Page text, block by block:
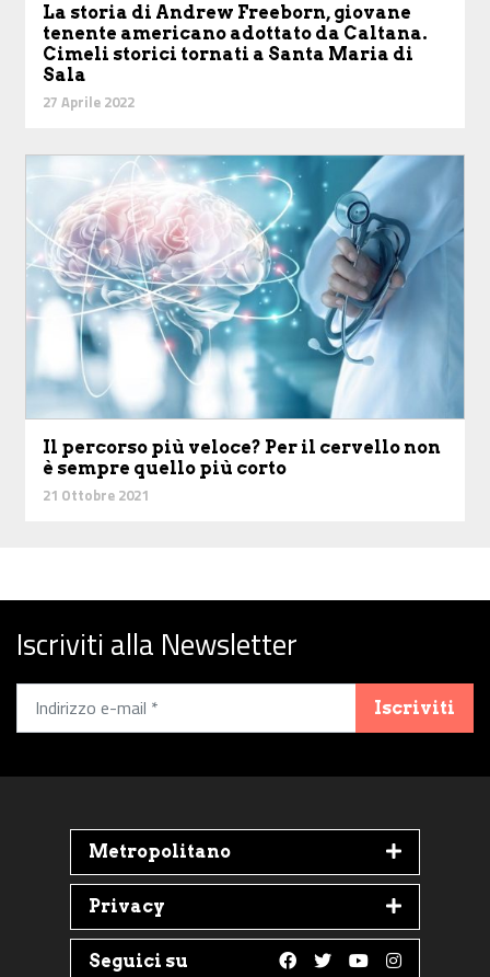
La storia di Andrew Freeborn, giovane
tenente americano adottato da Caltana.
Cimeli storici tornati a Santa Maria di
Sala
27 Aprile 2022
Il percorso più veloce? Per il cervello non
è sempre quello più corto
21 Ottobre 2021
Iscriviti alla Newsletter
Iscriviti
Metropolitano
Privacy
Seguici su